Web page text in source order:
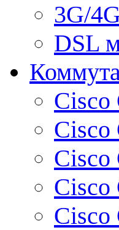
3G/
DSL
Cisco
Cisco
Cisco
Cisco
Cisco